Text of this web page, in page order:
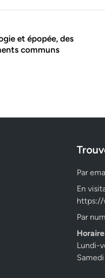
et épopée, des
communs
Par
En
Par
Lundi-